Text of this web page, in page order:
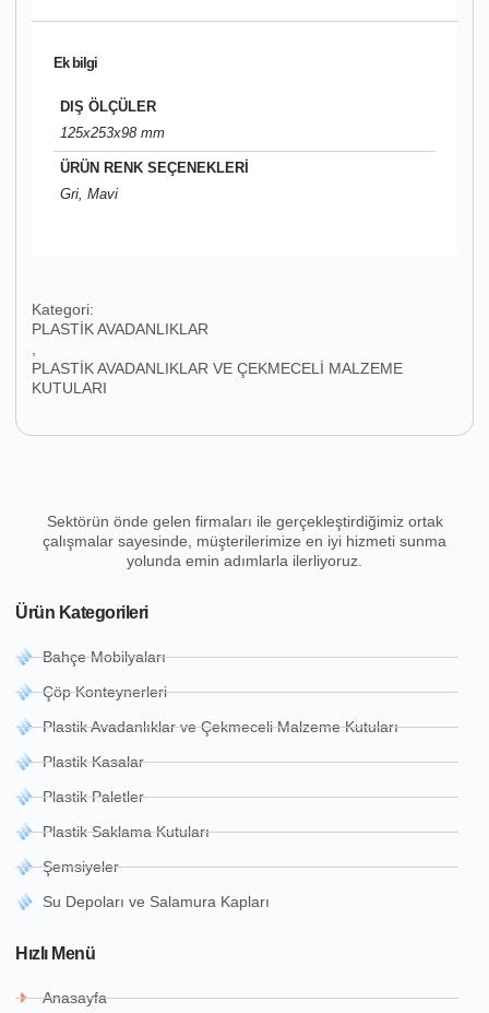
Ek bilgi
DIŞ ÖLÇÜLER
125x253x98 mm
ÜRÜN RENK SEÇENEKLERİ
Gri, Mavi
Kategori:
PLASTİK AVADANLIKLAR
PLASTİK AVADANLIKLAR VE ÇEKMECELİ MALZEME
KUTULARI
Sektörün önde gelen firmaları ile gerçekleştirdiğimiz ortak
çalışmalar sayesinde, müşterilerimize en iyi hizmeti sunma
yolunda emin adımlarla ilerliyoruz.
Ürün Kategorileri
Bahçe Mobilyaları
Çöp Konteynerleri
Plastik Avadanlıklar ve Çekmeceli Malzeme Kutuları
Plastik Kasalar
Plastik Paletler
Plastik Saklama Kutuları
Şemsiyeler
Su Depoları ve Salamura Kapları
Hızlı Menü
Anasayfa